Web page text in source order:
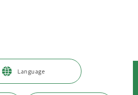
Language
情報公開の総合的な推進
機関及び協議会等の開催結果